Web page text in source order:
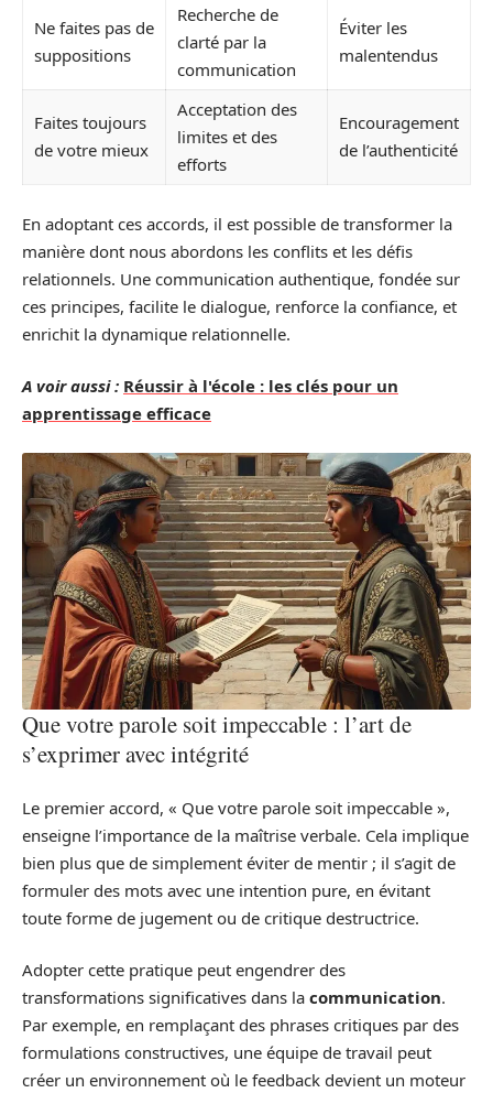
Ne faites pas de
suppositions
Recherche de
clarté par la
communication
Éviter les
malentendus
Faites toujours
de votre mieux
Acceptation des
limites et des
efforts
Encouragement
de l’authenticité
En adoptant ces accords, il est possible de transformer la
manière dont nous abordons les conflits et les défis
relationnels. Une communication authentique, fondée sur
ces principes, facilite le dialogue, renforce la confiance, et
enrichit la dynamique relationnelle.
A voir aussi : Réussir à l'école : les clés pour un
apprentissage efficace
Que votre parole soit impeccable : l’art de
s’exprimer avec intégrité
Le premier accord, « Que votre parole soit impeccable »,
enseigne l’importance de la maîtrise verbale. Cela implique
bien plus que de simplement éviter de mentir ; il s’agit de
formuler des mots avec une intention pure, en évitant
toute forme de jugement ou de critique destructrice.
Adopter cette pratique peut engendrer des
transformations significatives dans la communication.
Par exemple, en remplaçant des phrases critiques par des
formulations constructives, une équipe de travail peut
créer un environnement où le feedback devient un moteur